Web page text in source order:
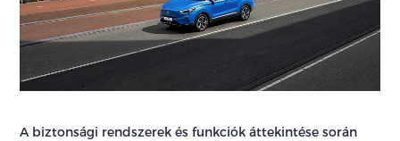
A biztonsági rendszerek és funkciók áttekintése során